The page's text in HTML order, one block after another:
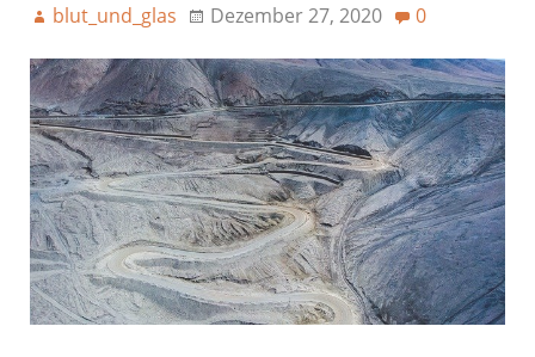
blut_und_glas Dezember 27, 2020 0